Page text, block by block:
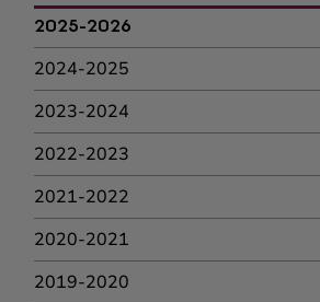
2025-2026
2024-2025
2023-2024
2022-2023
2021-2022
2020-2021
2019-2020